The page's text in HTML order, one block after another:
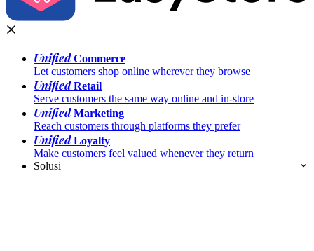
UnifiedCommerce
Let customers shop online wherever they browse
UnifiedRetail
Serve customers the same way online and in-store
UnifiedMarketing
Reach customers through platforms they prefer
UnifiedLoyalty
Make customers feel valued whenever they return
Solusi